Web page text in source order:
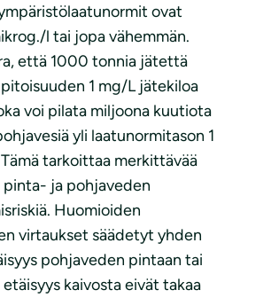
ovat
l tai jopa vähemmän.
että 1000 tonnia jätettä
1 mg/L jätekiloa
voi pilata miljoona kuutiota
yli laatunormitason 1
tarkoittaa merkittävää
pinta- ja pohjaveden
Huomioiden
virtaukset säädetyt yhden
pohjaveden pintaan tai
kaivosta eivät takaa